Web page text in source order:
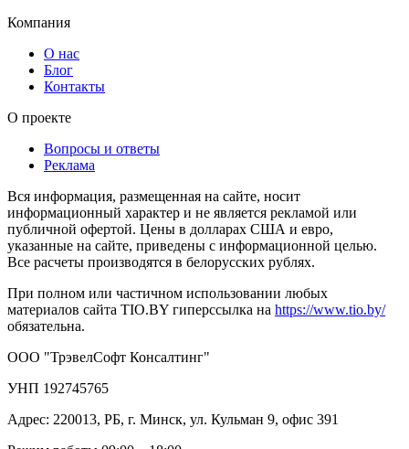
Компания
О нас
Блог
Контакты
О проекте
Вопросы и ответы
Реклама
Вся информация, размещенная на сайте, носит
информационный характер и не является рекламой или
публичной офертой. Цены в долларах США и евро,
указанные на сайте, приведены с информационной целью.
Все расчеты производятся в белорусских рублях.
При полном или частичном использовании любых
материалов сайта TIO.BY гиперссылка на https://www.tio.by/
обязательна.
ООО "ТрэвелСофт Консалтинг"
УНП 192745765
Адрес: 220013, РБ, г. Минск, ул. Кульман 9, офис 391